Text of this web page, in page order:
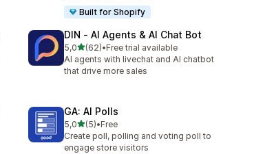
Built for Shopify
DIN ‑ AI Agents & AI Chat Bot
5,0na 5 gwiazdek
(62)
Łączna liczba recenzji: 62
•Free trial available
AI agents with livechat and AI chatbot
that drive more sales
GA: AI Polls
5,0na 5 gwiazdek
(5)
Łączna liczba recenzji: 5
•Free
Create poll, polling and voting poll to
engage store visitors